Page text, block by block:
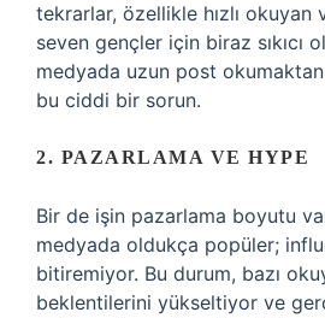
tekrarlar, özellikle hızlı okuyan
seven gençler için biraz sıkıcı
medyada uzun post
bu ciddi bir sorun.
2. PAZARLAMA VE HYPE
Bir de işin pazarlama boyutu
medyada oldukça popüler;
bitiremiyor. Bu durum, bazı
beklentilerini yükseltiyor ve